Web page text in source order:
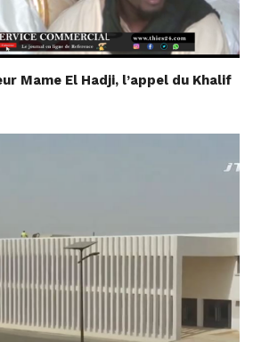
Mame El Hadji, l’appel du Khalif